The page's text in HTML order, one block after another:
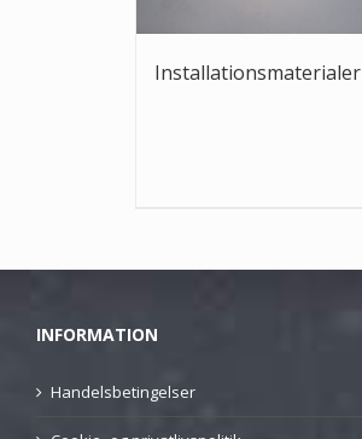
Installationsmaterialer
INFORMATION
Handelsbetingelser